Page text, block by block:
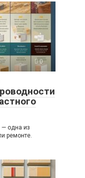
0
— одна из
ремонте.